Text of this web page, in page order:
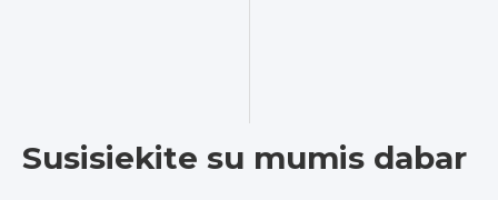
Susisiekite su mumis dabar